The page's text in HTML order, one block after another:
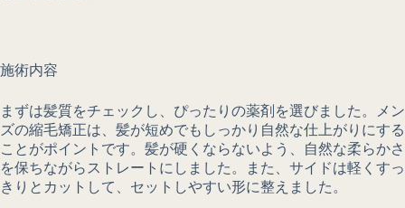
施術内容
まずは髪質をチェックし、ぴったりの薬剤を選びました。メン
ズの縮毛矯正は、髪が短めでもしっかり自然な仕上がりにする
ことがポイントです。髪が硬くならないよう、自然な柔らかさ
を保ちながらストレートにしました。また、サイドは軽くすっ
きりとカットして、セットしやすい形に整えました。